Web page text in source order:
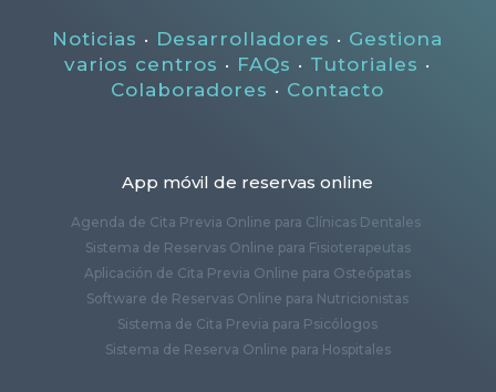
Noticias · Desarrolladores · Gestiona
varios centros · FAQs · Tutoriales ·
Colaboradores · Contacto
App móvil de reservas online
Agenda de Cita Previa Online para Clínicas Dentales
Sistema de Reservas Online para Fisioterapeutas
Aplicación de Cita Previa Online para Osteópatas
Software de Reservas Online para Nutricionistas
Sistema de Cita Previa para Psicólogos
Sistema de Reserva Online para Hospitales